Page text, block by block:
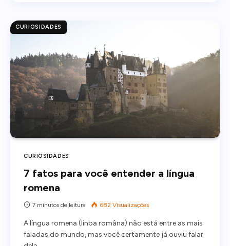
CURIOSIDADES
CURIOSIDADES
7 fatos para você entender a língua
romena
7 minutos de leitura 682 Visualizações
A língua romena (linba româna) não está entre as mais
faladas do mundo, mas você certamente já ouviu falar